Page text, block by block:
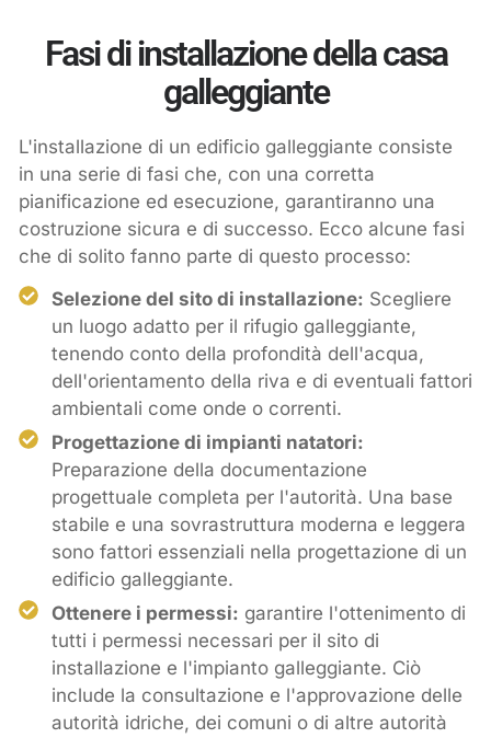
Fasi di installazione della casa
galleggiante
L'installazione di un edificio galleggiante consiste
in una serie di fasi che, con una corretta
pianificazione ed esecuzione, garantiranno una
costruzione sicura e di successo. Ecco alcune fasi
che di solito fanno parte di questo processo:
Selezione del sito di installazione: Scegliere
un luogo adatto per il rifugio galleggiante,
tenendo conto della profondità dell'acqua,
dell'orientamento della riva e di eventuali fattori
ambientali come onde o correnti.
Progettazione di impianti natatori:
Preparazione della documentazione
progettuale completa per l'autorità. Una base
stabile e una sovrastruttura moderna e leggera
sono fattori essenziali nella progettazione di un
edificio galleggiante.
Ottenere i permessi: garantire l'ottenimento di
tutti i permessi necessari per il sito di
installazione e l'impianto galleggiante. Ciò
include la consultazione e l'approvazione delle
autorità idriche, dei comuni o di altre autorità